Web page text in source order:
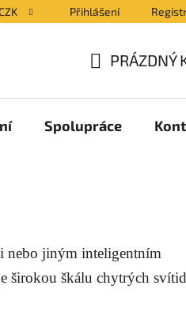
Přihlášení
KOŠÍK
PRÁZDNÝ
Spolupráce
nebo jiným inteligentním
širokou škálu chytrých